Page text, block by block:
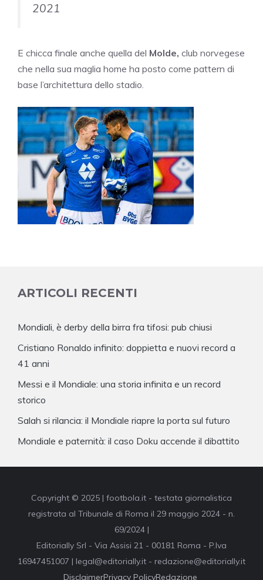
2021
E chicca finale anche quella del Molde, club norvegese
che nella sua maglia home ha posto come pattern di
base l’architettura dello stadio.
ARTICOLI RECENTI
Mondiali, è derby della birra fra tifosi: pub chiusi
Cristiano Ronaldo infinito: doppietta e nuovi record a
41 anni
Messi e il Mondiale: una storia infinita e un record
storico
Salah si rilancia: il Mondiale riapre la porta sul futuro
Mondiale e paternità: il caso Doku accende il dibattito
Copyright © 2025 | footbola.it - testata giornalistica
registrata al Tribunale di Roma il 29 maggio 2024 - n.
69/2024 |
Editorially Srl - Via Assisi 21 - 00181 Roma - P.Iva
16947451007 | legal@editorially.it - redazione@editorially.it
DisclaimerPrivacy PolicyRedazione